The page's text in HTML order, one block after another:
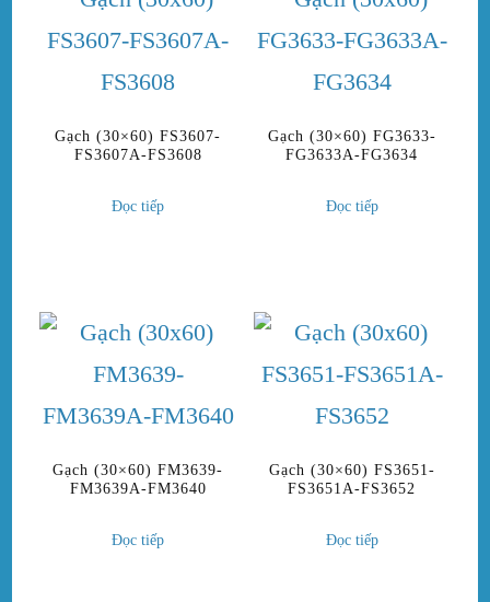
Gạch (30×60) FS3607-
FS3607A-FS3608
Đọc tiếp
Gạch (30×60) FG3633-
FG3633A-FG3634
Đọc tiếp
Gạch (30×60) FM3639-
FM3639A-FM3640
Đọc tiếp
Gạch (30×60) FS3651-
FS3651A-FS3652
Đọc tiếp